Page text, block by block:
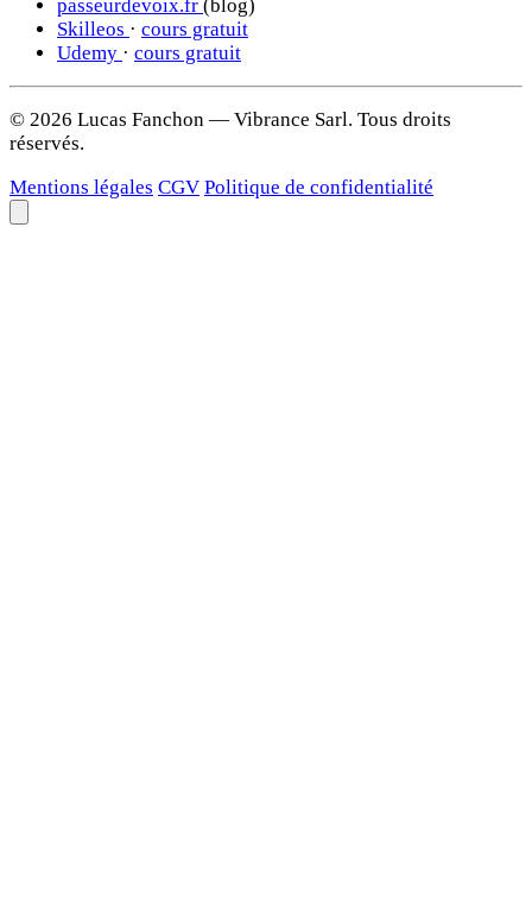
passeurdevoix.fr (blog)
Skilleos · cours gratuit
Udemy · cours gratuit
© 2026 Lucas Fanchon — Vibrance Sarl. Tous droits
réservés.
Mentions légales CGV Politique de confidentialité